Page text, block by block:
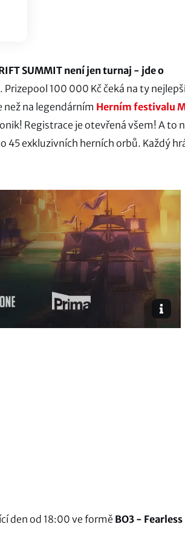
SUMMIT není jen turnaj - jde o
. Prizepool 100 000 Kč čeká na ty
na legendárním Herním festivalu
Registrace je otevřená všem! A to
exkluzivních herních orbů. Každý
den od 18:00 ve formě BO3 - Fearless